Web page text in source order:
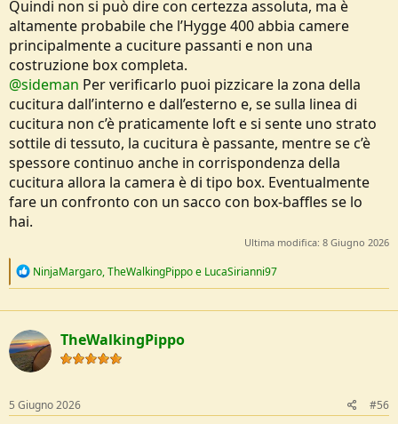
Quindi non si può dire con certezza assoluta, ma è
altamente probabile che l’Hygge 400 abbia camere
principalmente a cuciture passanti e non una
costruzione box completa.
@sideman Per verificarlo puoi pizzicare la zona della
cucitura dall’interno e dall’esterno e, se sulla linea di
cucitura non c’è praticamente loft e si sente uno strato
sottile di tessuto, la cucitura è passante, mentre se c’è
spessore continuo anche in corrispondenza della
cucitura allora la camera è di tipo box. Eventualmente
fare un confronto con un sacco con box-baffles se lo
hai.
Ultima modifica: 8 Giugno 2026
R
c
t
i
o
n
NinjaMargaro,TheWalkingPippoe LucaSirianni97
TheWalkingPippo
5 Giugno 2026 #56